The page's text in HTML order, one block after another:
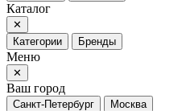
Каталог
✕
Категории
Бренды
Меню
✕
Ваш город
Санкт-Петербург
Москва